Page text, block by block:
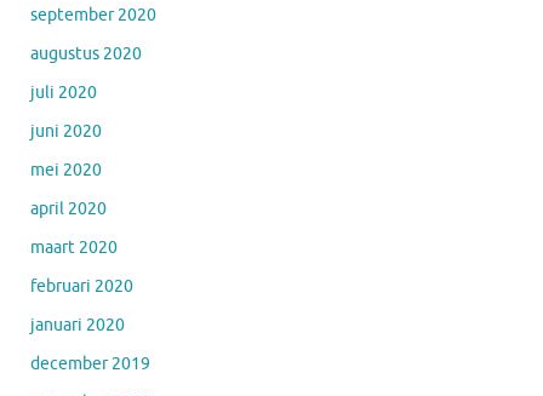
september 2020
augustus 2020
juli 2020
juni 2020
mei 2020
april 2020
maart 2020
februari 2020
januari 2020
december 2019